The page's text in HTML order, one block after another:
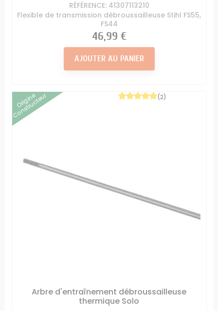
RÉFÉRENCE: 41307113210
Flexible de transmission débroussailleuse Stihl FS55,
FS44
Prix
46,99 €
AJOUTER AU PANIER
Origine
Constructeur
Arbre d'entraînement débroussailleuse
thermique Solo
(2)